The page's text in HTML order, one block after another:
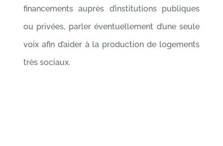
financements auprès d’institutions publiques
ou privées, parler éventuellement d’une seule
voix afin d’aider à la production de logements
très sociaux.